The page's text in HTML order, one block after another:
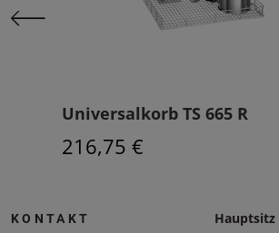
Universalkorb TS 665 R
216,75 €
KONTAKT
Hauptsitz